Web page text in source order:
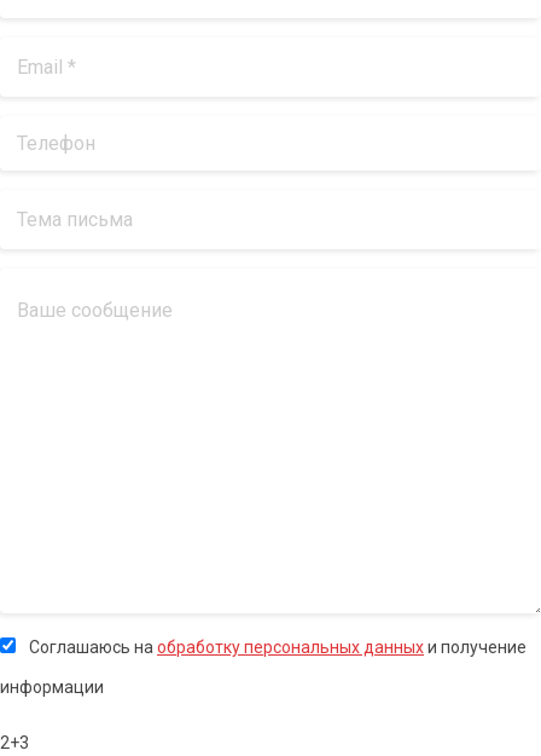
Соглашаюсь на обработку персональных данныхи получение
информации
2+3